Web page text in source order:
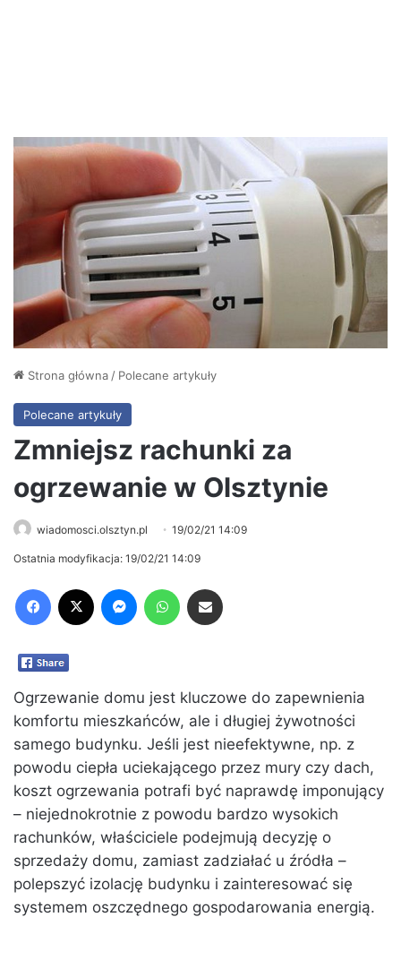
Strona główna / Polecane artykuły
Polecane artykuły
Zmniejsz rachunki za
ogrzewanie w Olsztynie
wiadomosci.olsztyn.pl 19/02/21 14:09
Ostatnia modyfikacja: 19/02/21 14:09
Ogrzewanie domu jest kluczowe do zapewnienia
komfortu mieszkańców, ale i długiej żywotności
samego budynku. Jeśli jest nieefektywne, np. z
powodu ciepła uciekającego przez mury czy dach,
koszt ogrzewania potrafi być naprawdę imponujący
– niejednokrotnie z powodu bardzo wysokich
rachunków, właściciele podejmują decyzję o
sprzedaży domu, zamiast zadziałać u źródła –
polepszyć izolację budynku i zainteresować się
systemem oszczędnego gospodarowania energią.